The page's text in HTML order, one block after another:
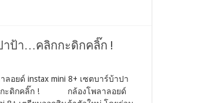
าป้า…คลิกกะดิกคลิ๊ก !
ลอยด์ instax mini 8+ เซตบาร์บ้าปา
กะดิกคลิ๊ก ! กล้องโพลาลอยด์